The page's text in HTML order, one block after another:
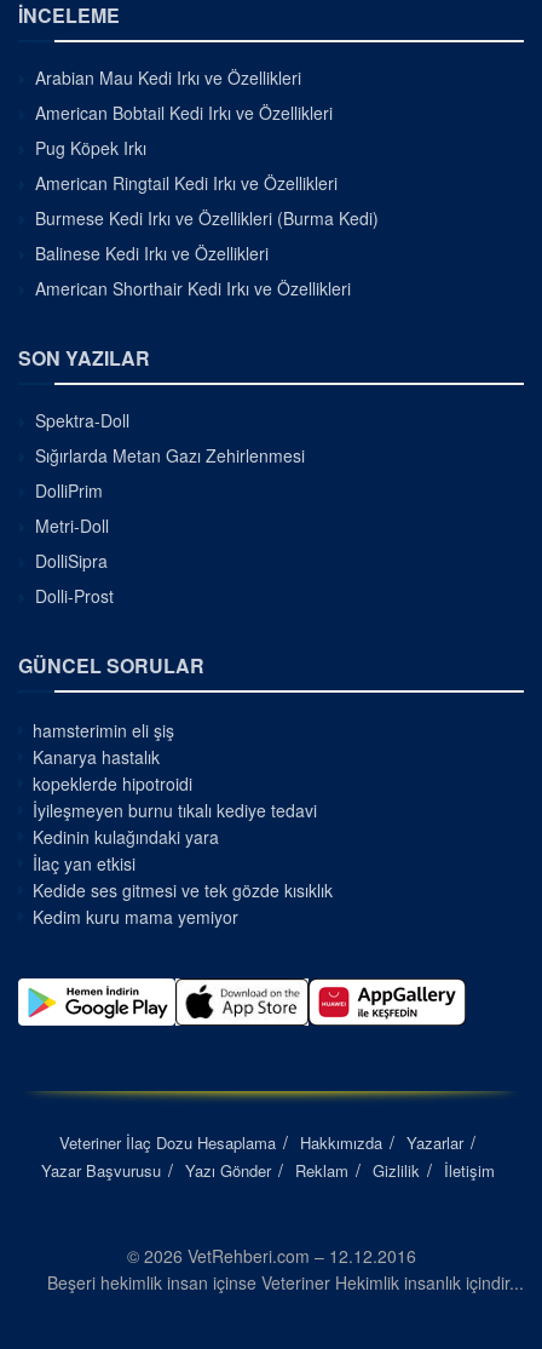
İNCELEME
Arabian Mau Kedi Irkı ve Özellikleri
American Bobtail Kedi Irkı ve Özellikleri
Pug Köpek Irkı
American Ringtail Kedi Irkı ve Özellikleri
Burmese Kedi Irkı ve Özellikleri (Burma Kedi)
Balinese Kedi Irkı ve Özellikleri
American Shorthair Kedi Irkı ve Özellikleri
SON YAZILAR
Spektra-Doll
Sığırlarda Metan Gazı Zehirlenmesi
DolliPrim
Metri-Doll
DolliSipra
Dolli-Prost
GÜNCEL SORULAR
hamsterimin eli şiş
Kanarya hastalık
kopeklerde hipotroidi
İyileşmeyen burnu tıkalı kediye tedavi
Kedinin kulağındaki yara
İlaç yan etkisi
Kedide ses gitmesi ve tek gözde kısıklık
Kedim kuru mama yemiyor
Veteriner İlaç Dozu Hesaplama Hakkımızda
Yazarlar
Yazar Başvurusu
Yazı Gönder Reklam Gizlilik İletişim
© 2026 VetRehberi.com – 12.12.2016
Beşeri hekimlik insan içinse Veteriner Hekimlik insanlık içindir...